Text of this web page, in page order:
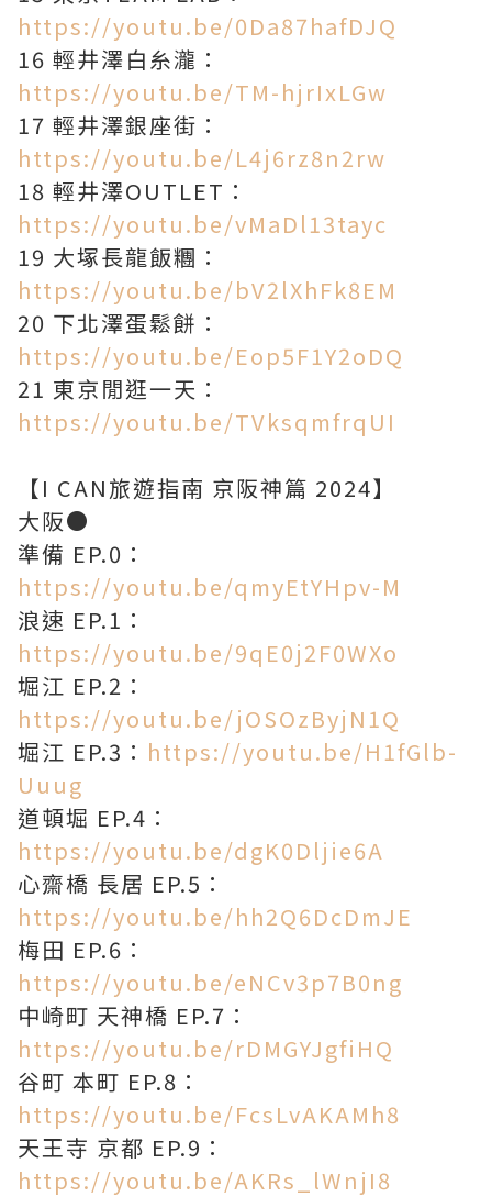
https://youtu.be/0Da87hafDJQ
16 輕井澤白糸瀧：
https://youtu.be/TM-hjrIxLGw
17 輕井澤銀座街：
https://youtu.be/L4j6rz8n2rw
18 輕井澤OUTLET：
https://youtu.be/vMaDl13tayc
19 大塚長龍飯糰：
https://youtu.be/bV2lXhFk8EM
20 下北澤蛋鬆餅：
https://youtu.be/Eop5F1Y2oDQ
21 東京閒逛一天：
https://youtu.be/TVksqmfrqUI
【I CAN旅遊指南 京阪神篇 2024】
大阪●
準備 EP.0：
https://youtu.be/qmyEtYHpv-M
浪速 EP.1：
https://youtu.be/9qE0j2F0WXo
堀江 EP.2：
https://youtu.be/jOSOzByjN1Q
堀江 EP.3： https://youtu.be/H1fGlb-
Uuug
道頓堀 EP.4：
https://youtu.be/dgK0Dljie6A
心齋橋 長居 EP.5：
https://youtu.be/hh2Q6DcDmJE
梅田 EP.6：
https://youtu.be/eNCv3p7B0ng
中崎町 天神橋 EP.7：
https://youtu.be/rDMGYJgfiHQ
谷町 本町 EP.8：
https://youtu.be/FcsLvAKAMh8
天王寺 京都 EP.9：
https://youtu.be/AKRs_lWnjI8